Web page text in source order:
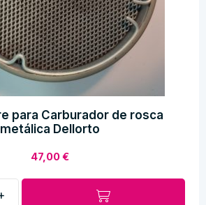
para Carburador de rosca
metálica Dellorto
47,00€